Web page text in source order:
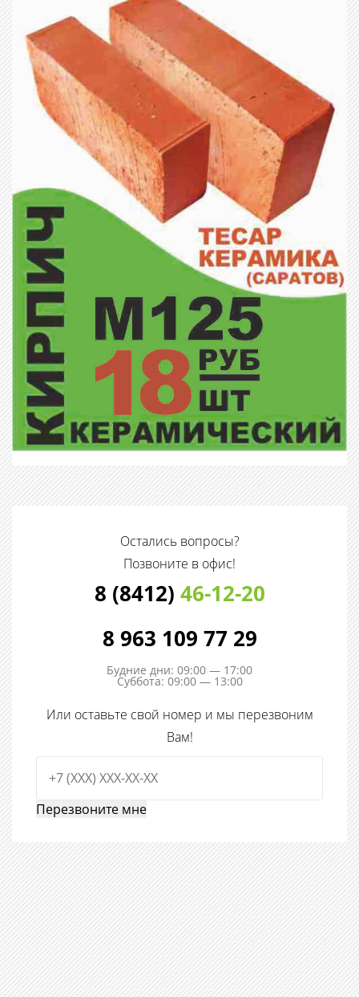
Остались вопросы?
Позвоните в офис!
8 (8412) 46-12-20
8 963 109 77 29
Будние дни: 09:00 — 17:00
Суббота: 09:00 — 13:00
Или оставьте свой номер и мы перезвоним
Вам!